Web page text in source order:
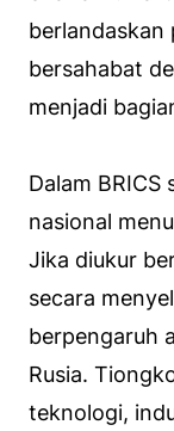
berlandaskan
bersahabat
menjadi
Dalam
nasional
Jika diukur
secara
berpengaruh
Rusia.
teknologi,